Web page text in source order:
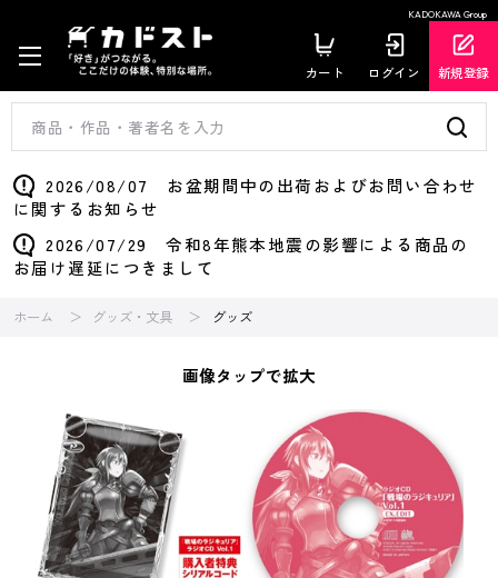
KADOKAWA Group
カート ログイン 新規登録
2026/08/07 お盆期間中の出荷およびお問い合わせ
に関するお知らせ
2026/07/29 令和8年熊本地震の影響による商品の
お届け遅延につきまして
ホーム グッズ・文具 グッズ
画像タップで拡大